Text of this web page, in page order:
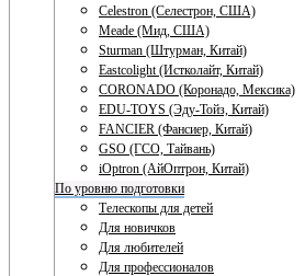
Celestron (Селестрон, США)
Meade (Мид, США)
Sturman (Штурман, Китай)
Eastcolight (Истколайт, Китай)
CORONADO (Коронадо, Мексика)
EDU-TOYS (Эду-Тойз, Китай)
FANCIER (Фансиер, Китай)
GSO (ГСО, Тайвань)
iOptron (АйОптрон, Китай)
По уровню подготовки
Телескопы для детей
Для новичков
Для любителей
Для профессионалов